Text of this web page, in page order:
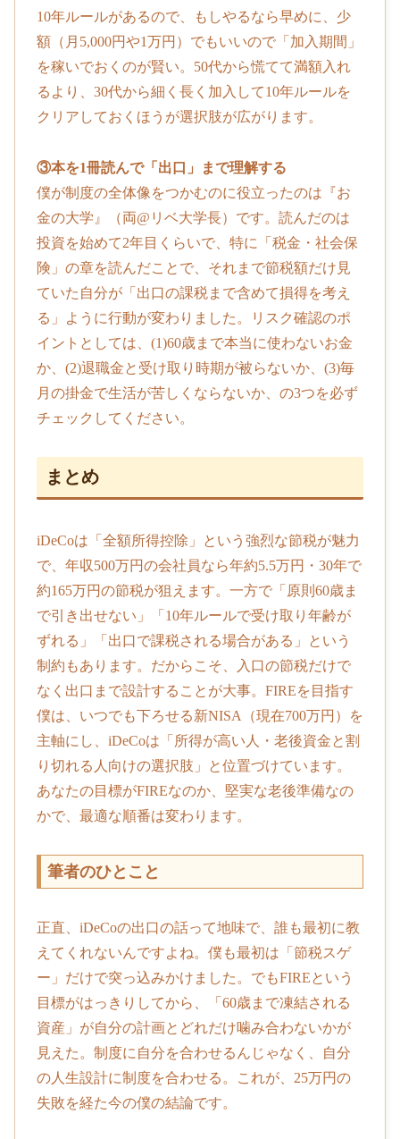
10年ルールがあるので、もしやるなら早めに、少
額（月5,000円や1万円）でもいいので「加入期間」
を稼いでおくのが賢い。50代から慌てて満額入れ
るより、30代から細く長く加入して10年ルールを
クリアしておくほうが選択肢が広がります。
③本を1冊読んで「出口」まで理解する
僕が制度の全体像をつかむのに役立ったのは『お
金の大学』（両@リベ大学長）です。読んだのは
投資を始めて2年目くらいで、特に「税金・社会保
険」の章を読んだことで、それまで節税額だけ見
ていた自分が「出口の課税まで含めて損得を考え
る」ように行動が変わりました。リスク確認のポ
イントとしては、(1)60歳まで本当に使わないお金
か、(2)退職金と受け取り時期が被らないか、(3)毎
月の掛金で生活が苦しくならないか、の3つを必ず
チェックしてください。
まとめ
iDeCoは「全額所得控除」という強烈な節税が魅力
で、年収500万円の会社員なら年約5.5万円・30年で
約165万円の節税が狙えます。一方で「原則60歳ま
で引き出せない」「10年ルールで受け取り年齢が
ずれる」「出口で課税される場合がある」という
制約もあります。だからこそ、入口の節税だけで
なく出口まで設計することが大事。FIREを目指す
僕は、いつでも下ろせる新NISA（現在700万円）を
主軸にし、iDeCoは「所得が高い人・老後資金と割
り切れる人向けの選択肢」と位置づけています。
あなたの目標がFIREなのか、堅実な老後準備なの
かで、最適な順番は変わります。
筆者のひとこと
正直、iDeCoの出口の話って地味で、誰も最初に教
えてくれないんですよね。僕も最初は「節税スゲ
ー」だけで突っ込みかけました。でもFIREという
目標がはっきりしてから、「60歳まで凍結される
資産」が自分の計画とどれだけ噛み合わないかが
見えた。制度に自分を合わせるんじゃなく、自分
の人生設計に制度を合わせる。これが、25万円の
失敗を経た今の僕の結論です。